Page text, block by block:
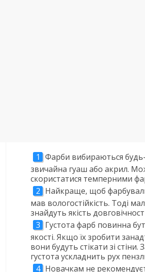
Фарби вибираються будь-
звичайна гуаш або акрил.
скористатися темперними
Найкраще, щоб
мав вологостійкість. Тоді
знайдуть якість
Густота фарб повинна
якості. Якщо їх зробити
вони будуть стікати зі стіни.
густота ускладнить рух
Новачкам не